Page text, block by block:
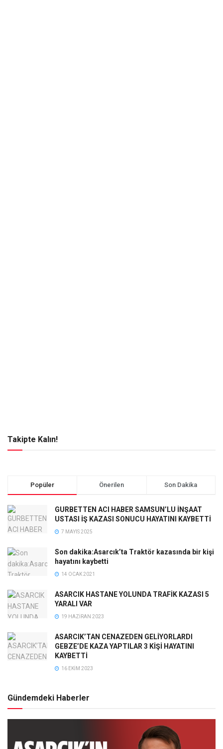
Takipte Kalın!
Popüler Önerilen Son Dakika
GURBETTEN ACI HABER SAMSUN’LU İNŞAAT
USTASI İŞ KAZASI SONUCU HAYATINI KAYBETTİ
7 MAYIS 2025
Son dakika:Asarcık’ta Traktör kazasında bir kişi
hayatını kaybetti
14 OCAK 2021
ASARCIK HASTANE YOLUNDA TRAFİK KAZASI 5
YARALI VAR
19 HAZIRAN 2023
ASARCIK’TAN CENAZEDEN GELİYORLARDI
GEBZE’DE KAZA YAPTILAR 3 KİŞİ HAYATINI
KAYBETTİ
16 EKIM 2023
Gündemdeki Haberler